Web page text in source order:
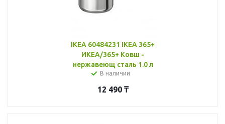
IKEA 60484231 IKEA 365+
ИКЕА/365+ Ковш -
нержавеющ сталь 1.0 л
В наличии
12 490₸